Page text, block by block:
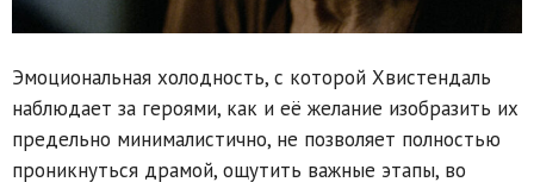
Эмоциональная холодность, с которой Хвистендаль
наблюдает за героями, как и её желание изобразить их
предельно минималистично, не позволяет полностью
проникнуться драмой, ощутить важные этапы, во